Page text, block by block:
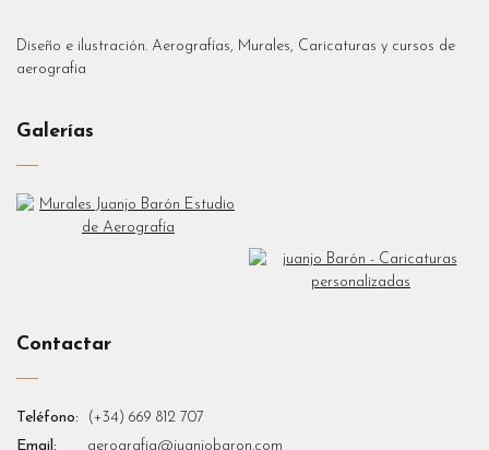
Diseño e ilustración. Aerografías, Murales, Caricaturas y cursos de
aerografia
Galerías
Contactar
Teléfono:
(+34) 669 812 707
Email:
aerografia@juanjobaron.com